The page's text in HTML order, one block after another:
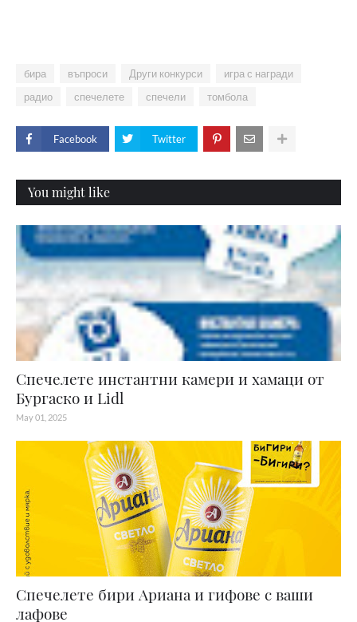
бира въпроси Други конкурси
игра с награди
радио
спечелете спечели томбола
Facebook Twitter
You might like
Спечелете инстантни камери и хамаци от
Бургаско и Lidl
May 01, 2025
Спечелете бири Ариана и гифове с ваши
лафове